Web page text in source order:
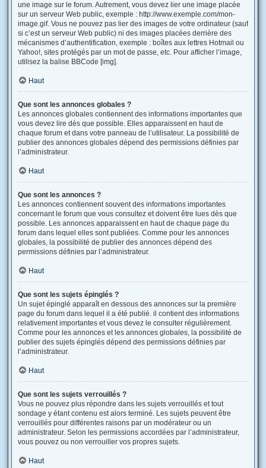
une image sur le forum. Autrement, vous devez lier une image placée
sur un serveur Web public, exemple : http://www.exemple.com/mon-
image.gif. Vous ne pouvez pas lier des images de votre ordinateur (sauf
si c’est un serveur Web public) ni des images placées derrière des
mécanismes d’authentification, exemple : boîtes aux lettres Hotmail ou
Yahoo!, sites protégés par un mot de passe, etc. Pour afficher l’image,
utilisez la balise BBCode [img].
Haut
Que sont les annonces globales ?
Les annonces globales contiennent des informations importantes que
vous devez lire dès que possible. Elles apparaissent en haut de
chaque forum et dans votre panneau de l’utilisateur. La possibilité de
publier des annonces globales dépend des permissions définies par
l’administrateur.
Haut
Que sont les annonces ?
Les annonces contiennent souvent des informations importantes
concernant le forum que vous consultez et doivent être lues dès que
possible. Les annonces apparaissent en haut de chaque page du
forum dans lequel elles sont publiées. Comme pour les annonces
globales, la possibilité de publier des annonces dépend des
permissions définies par l’administrateur.
Haut
Que sont les sujets épinglés ?
Un sujet épinglé apparaît en dessous des annonces sur la première
page du forum dans lequel il a été publié. il contient des informations
relativement importantes et vous devez le consulter régulièrement.
Comme pour les annonces et les annonces globales, la possibilité de
publier des sujets épinglés dépend des permissions définies par
l’administrateur.
Haut
Que sont les sujets verrouillés ?
Vous ne pouvez plus répondre dans les sujets verrouillés et tout
sondage y étant contenu est alors terminé. Les sujets peuvent être
verrouillés pour différentes raisons par un modérateur ou un
administrateur. Selon les permissions accordées par l’administrateur,
vous pouvez ou non verrouiller vos propres sujets.
Haut